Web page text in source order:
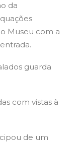
da
Museu com a
guarda
com vistas à
de um